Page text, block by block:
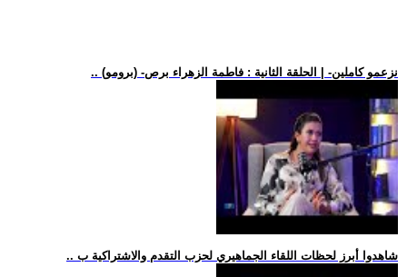
.. (برومو) -نزعمو كاملين- | الحلقة الثانية : فاطمة الزهراء برص
.. شاهدوا أبرز لحظات اللقاء الجماهيري لحزب التقدم والاشتراكية ب